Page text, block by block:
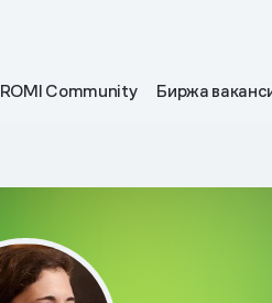
ROMI Community Биржа